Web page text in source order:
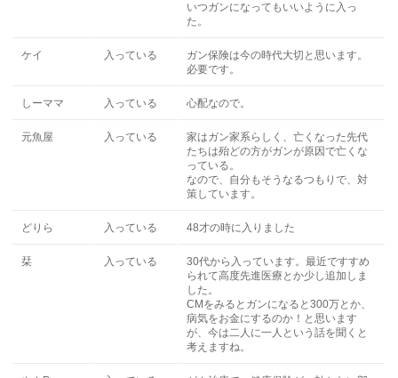
いつガンになってもいいように入っ
た。
ケイ 入っている
ガン保険は今の時代大切と思います。
必要です。
しーママ 入っている 心配なので。
元魚屋 入っている
家はガン家系らしく、亡くなった先代
たちは殆どの方がガンが原因で亡くな
っている。
なので、自分もそうなるつもりで、対
策しています。
どりら 入っている 48才の時に入りました
栞 入っている
30代から入っています。最近ですすめ
られて高度先進医療とか少し追加しま
した。
CMをみるとガンになると300万とか、
病気をお金にするのか！と思います
が、今は二人に一人という話を聞くと
考えますね。